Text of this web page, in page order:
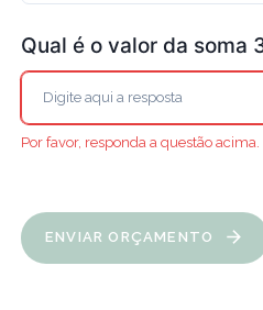
Qual é o valor da soma
Por favor, responda a questão acima.
ENVIAR ORÇAMENTO